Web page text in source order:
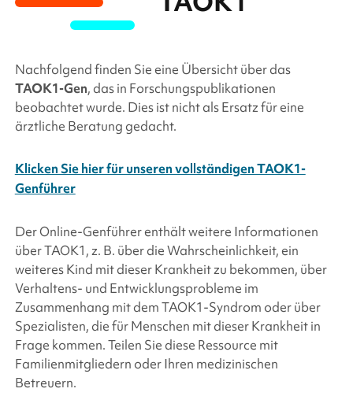
Nachfolgend finden Sie eine Übersicht über das
TAOK1-Gen, das in Forschungspublikationen
beobachtet wurde. Dies ist nicht als Ersatz für eine
ärztliche Beratung gedacht.
Klicken Sie hier für unseren vollständigen TAOK1-
Genführer
Der Online-Genführer enthält weitere Informationen
überTAOK1, z. B. über die Wahrscheinlichkeit, ein
weiteres Kind mit dieser Krankheit zu bekommen, über
Verhaltens- und Entwicklungsprobleme im
Zusammenhang mit demTAOK1-Syndrom oder über
Spezialisten, die für Menschen mit dieser Krankheit in
Frage kommen. Teilen Sie diese Ressource mit
Familienmitgliedern oder Ihren medizinischen
Betreuern.